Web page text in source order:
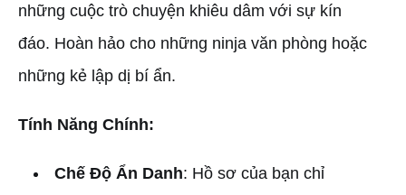
những cuộc trò chuyện khiêu dâm với sự kín
đáo. Hoàn hảo cho những ninja văn phòng hoặc
những kẻ lập dị bí ẩn.
Tính Năng Chính:
Chế Độ Ẩn Danh: Hồ sơ của bạn chỉ